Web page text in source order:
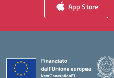
App Store